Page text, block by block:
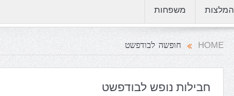
המלצות משפחות
HOME חופשה לבודפשט
חבילות נופש לבודפשט